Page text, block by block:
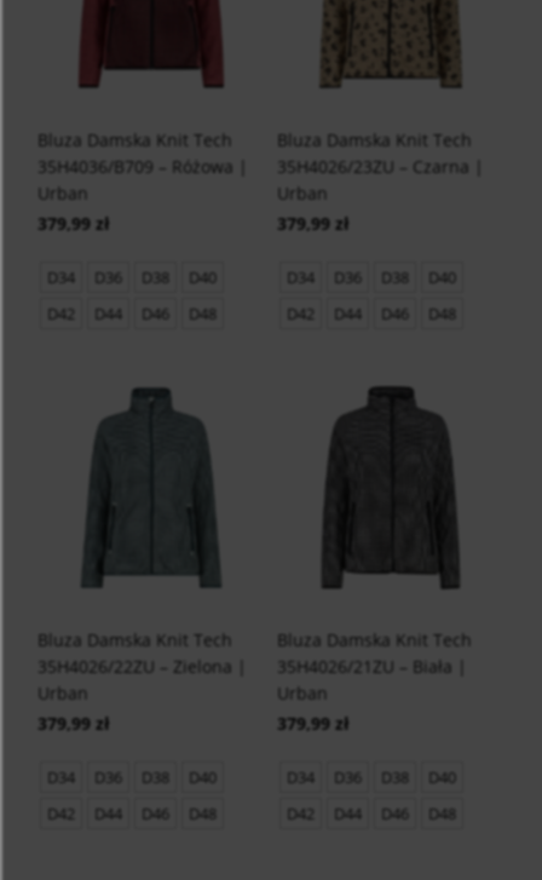
Bluza Damska Knit Tech
35H4036/B709 – Różowa |
Urban
379,99 zł
D34 D36 D38
D40
D42
D44 D46 D48
Bluza Damska Knit Tech
35H4026/23ZU – Czarna |
Urban
379,99 zł
D34 D36 D38
D40
D42
D44 D46 D48
Bluza Damska Knit Tech
35H4026/22ZU – Zielona |
Urban
379,99 zł
D34 D36 D38
D40
D42
D44 D46 D48
Bluza Damska Knit Tech
35H4026/21ZU – Biała |
Urban
379,99 zł
D34 D36 D38
D40
D42
D44 D46 D48